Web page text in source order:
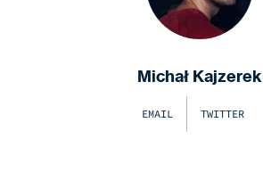
Michał Kajzerek
EMAIL TWITTER